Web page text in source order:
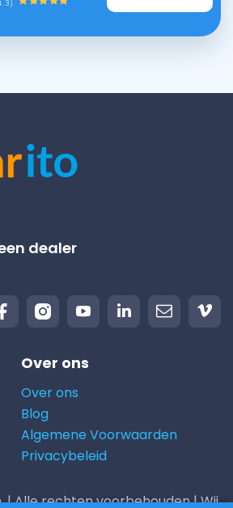
dealer
Over ons
Over ons
Blog
Algemene Voorwaarden
Privacybeleid
| Alle rechten voorbehouden | Wij